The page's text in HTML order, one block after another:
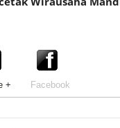
+ Facebook